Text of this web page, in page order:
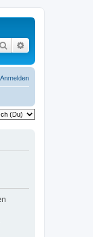
Suche
Anmelden